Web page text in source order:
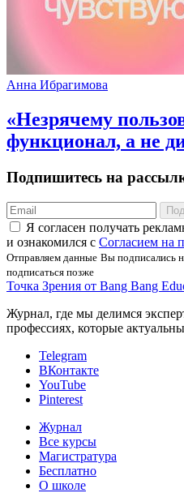
Анна Ибрагимова
«Незрячему
функционал, а не
Подпишитесь на
Я соглаcен получать
и ознакомился с Согласием на
Отправляем данные Вы подписались
подписаться позже
Точка Зрения от Bang Bang
Журнал, где мы делимся
профессиях, которые
Telegram
ВКонтакте
YouTube
Pinterest
Журнал
Все курсы
Магистратура
Бесплатно
О школе